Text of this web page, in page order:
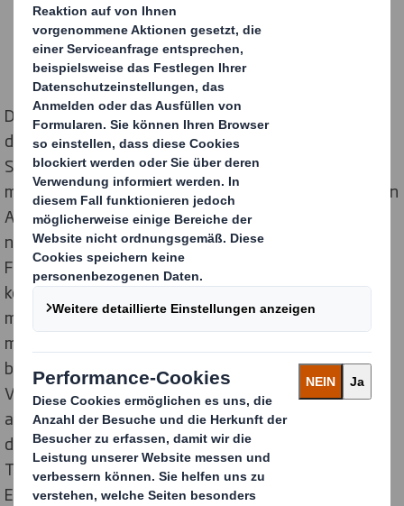
Die Geschenkverpackung, mit der das Unternehmen
den Absatz ausgewählter Kreationen seines
Sortiments für kurze Zeit im Handel fördern wollte,
musste ebenso ökologisch wie die Teesorten und deren
Anbau sein. DS Smith entwickelte eine weitgehend
naturbelassene Verpackungslösung in einer dünnen E-
Flute mit nur dezentem Aufdruck und verzichtete
komplett auf Lackveredelungen. Gerade durch ihr
minimalistisches Design und den indischen Dekor in
mattem Dunkelrot und Gold wirkt diese Verpackung
besonders edel und hochwertig. Große Fenster in der
Verpackung lenken die Aufmerksamkeit des Käufers
auf den Verpackungsinhalt des Geschenksets – zwei
der beliebten ayurvedischen Teesorten sowie eine
Tasse mit exklusivem Design für die wohltuende
Entspannung zuhause.